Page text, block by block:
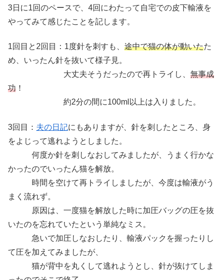
3日に1回のペースで、4回にわたって自宅での皮下輸液を
やってみて感じたことを記します。
1回目と2回目：1度針を刺すも、 途中で猫の体が動いたた
め、いったん針を抜いて様子見。
大丈夫そうだったので再トライし、 無事成
功 ！
約2分の間に100ml以上は入りました。
3回目： 夫の日記にもありますが、針を刺したところ、身
をよじって逃れようとしました。
何度か針を刺しなおしてみましたが、うまく行かな
かったのでいったん猫を解放。
時間を空けて再トライしましたが、今度は輸液がう
まく流れず。
原因は、一度猫を解放した時に加圧バッグの圧を抜
いたのを忘れていたという単純なミス。
急いで加圧しなおしたり、輸液パックを握ったりし
て圧を加えてみましたが、
猫が背中を丸くして逃れようとし、針が抜けてしま